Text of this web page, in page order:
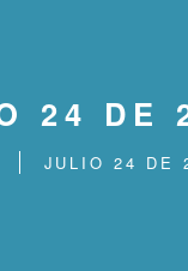
24 DE
JULIO 24 DE